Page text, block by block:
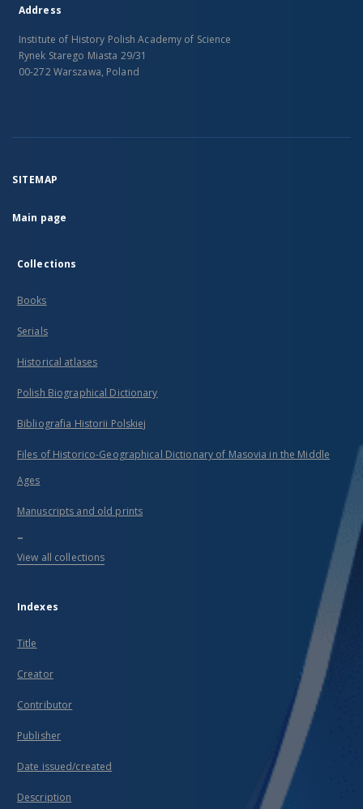
Address
Institute of History Polish Academy of Science
Rynek Starego Miasta 29/31
00-272 Warszawa, Poland
SITEMAP
Main page
Collections
Books
Serials
Historical atlases
Polish Biographical Dictionary
Bibliografia Historii Polskiej
Files of Historico-Geographical Dictionary of Masovia in the Middle
Ages
Manuscripts and old prints
...
View all collections
Indexes
Title
Creator
Contributor
Publisher
Date issued/created
Description